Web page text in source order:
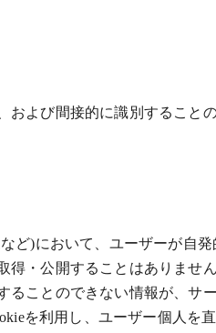
よび間接的に識別すること
ど)において、ユーザーが自
・公開することはありませ
ことのできない情報が、サ
を利用し、ユーザー個人を